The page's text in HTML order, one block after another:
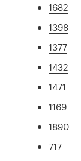
1682
1398
1377
1432
1471
1169
1890
717